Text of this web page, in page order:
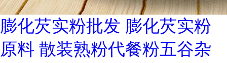
膨化芡实粉批发 膨化芡实粉
原料 散装熟粉代餐粉五谷杂